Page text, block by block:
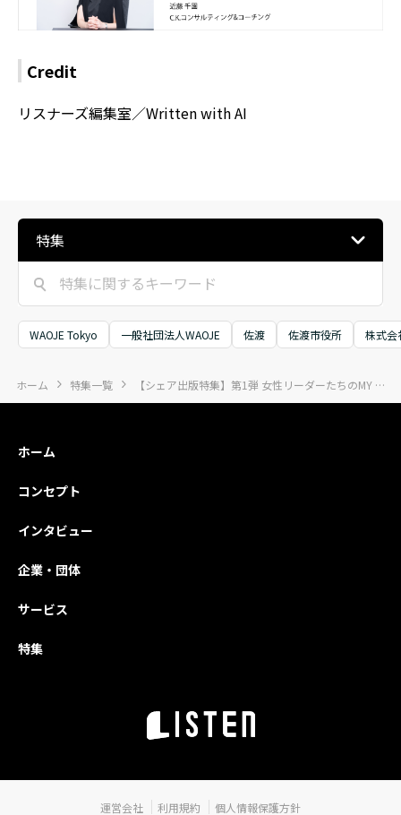
Credit
リスナーズ編集室／Written with AI
特集
WAOJE Tokyo 一般社団法人WAOJE 佐渡 佐渡市役所 株式会
ホーム 特集一覧 【シェア出版特集】第1弾 女性リーダーたちのMY LIFE Story２
ホーム
コンセプト
インタビュー
企業・団体
サービス
特集
運営会社 利用規約 個人情報保護方針